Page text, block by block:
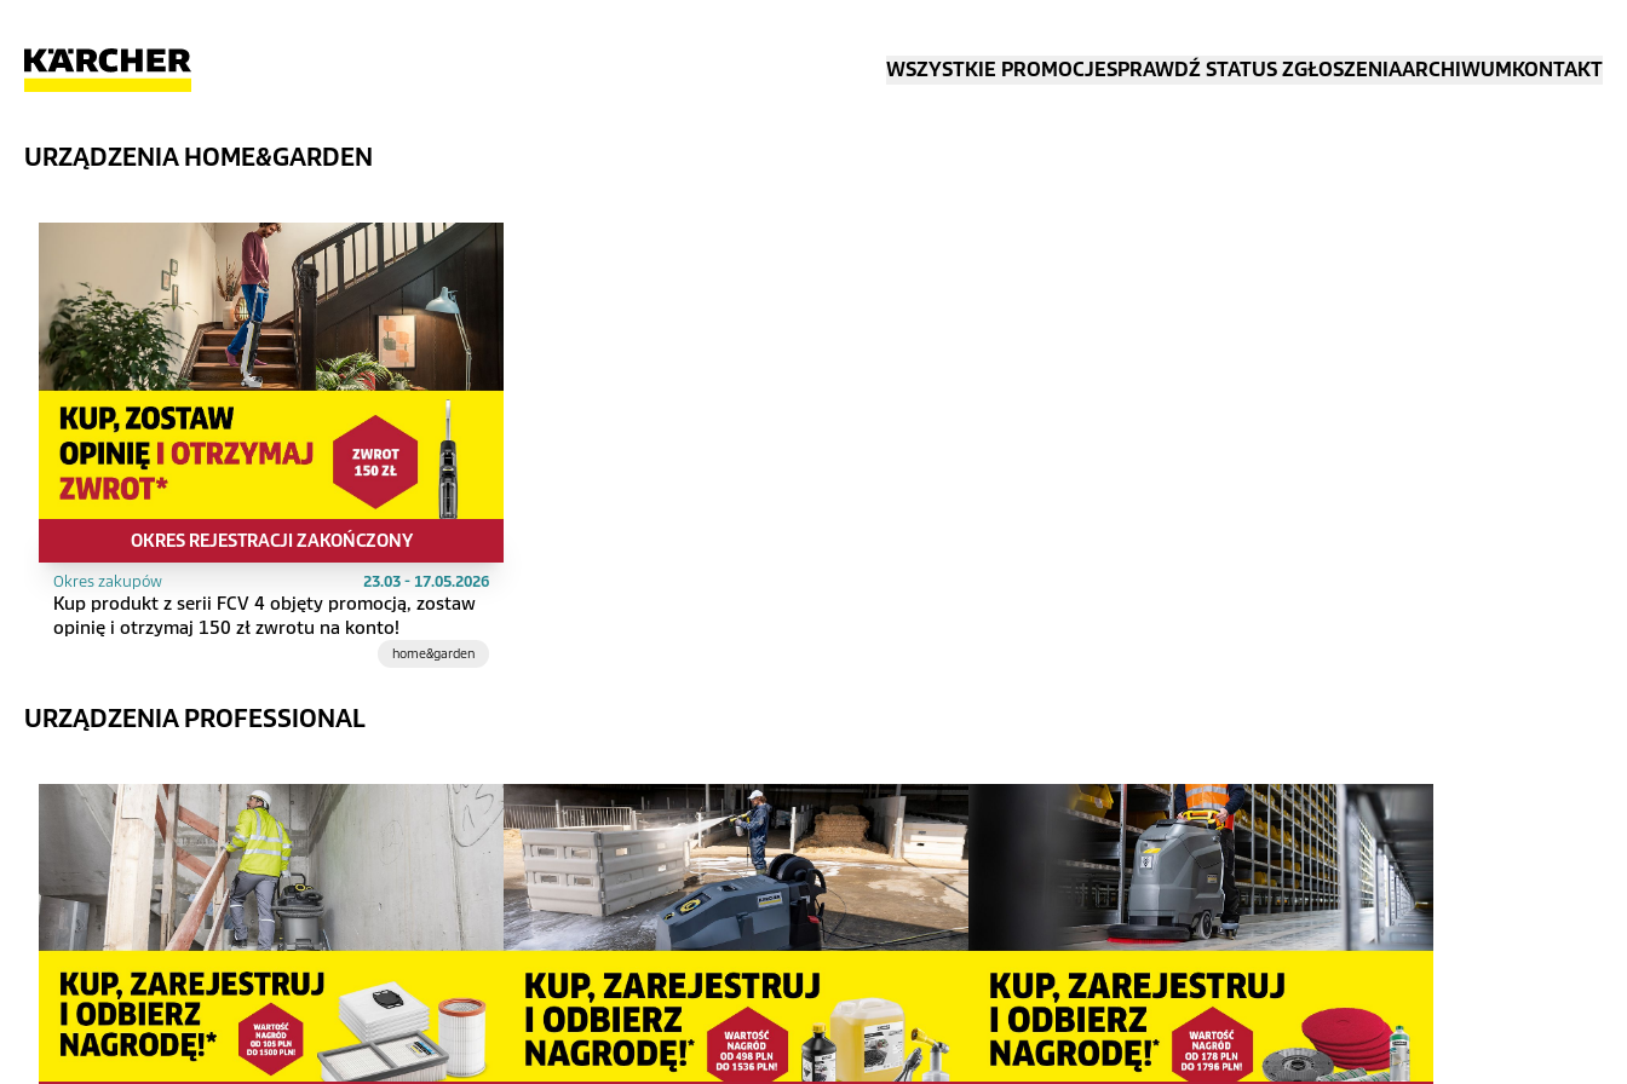
WSZYSTKIE PROMOCJESPRAWDŹ STATUS ZGŁOSZENIAARCHIWUMKONTAKT
URZĄDZENIA HOME&GARDEN
OKRES REJESTRACJI ZAKOŃCZONY
Okres zakupów 23.03 - 17.05.2026
Kup produkt z serii FCV 4 objęty promocją, zostaw
opinię i otrzymaj 150 zł zwrotu na konto!
home&garden
URZĄDZENIA PROFESSIONAL